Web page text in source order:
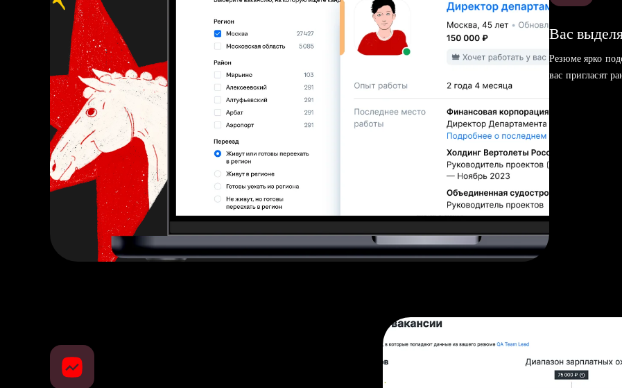
Вас
Резюме ярко
вас пригласят